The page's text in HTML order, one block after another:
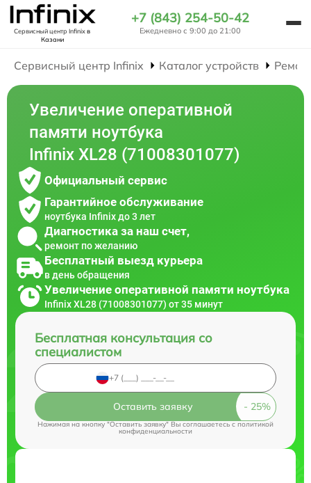
Сервисный центр Infinixв
Казани
+7 (843) 254-50-42
Ежедневно с 9:00 до 21:00
Сервисный центр Infinix Каталог устройств
Увеличение оперативной
памяти ноутбука
Infinix XL28 (71008301077)
Официальный сервис
Гарантийное обслуживание
ноутбука Infinix до 3 лет
Диагностика за наш счет,
ремонт по желанию
Бесплатный выезд курьера
в день обращения
Увеличение оперативной памяти ноутбука
Infinix XL28 (71008301077) от 35 минут
Бесплатная консультация со
специалистом
Оставить заявку
Нажимая на кнопку "Оставить заявку" Вы соглашаетесь cполитикой
конфиденциальности